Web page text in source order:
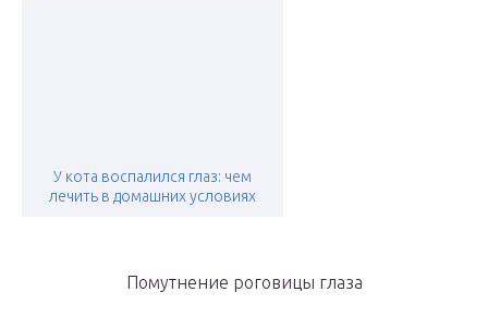
У кота воспалился глаз: чем
лечить в домашних условиях
Помутнение роговицы глаза